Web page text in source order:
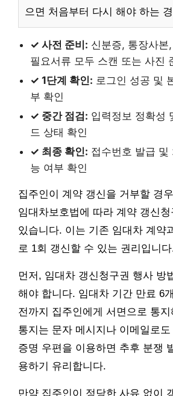
으면 처음부터 다시 해야 하는
✓ 사전 준비: 신분증, 통장사본
필요서류 모두 스캔 또는 사진
✓ 1단계 확인: 로그인 성공 및
부 확인
✓ 중간 점검: 입력정보 정확성
드 상태 확인
✓ 최종 확인: 접수번호 발급 및
능 여부 확인
집주인이 계약 갱신을 거부할 경
임대차보호법에 따라 계약 갱신
있습니다. 이는 기존 임대차 계약
로 1회 갱신할 수 있는 권리입니
먼저, 임대차 갱신청구권 행사 방
해야 합니다. 임대차 기간 만료 6
전까지 집주인에게 서면으로 통
통지는 문자 메시지나 이메일로
증명 우편을 이용하면 추후 분쟁
용하기 유리합니다.
만약 집주인이 정당한 사유 없이